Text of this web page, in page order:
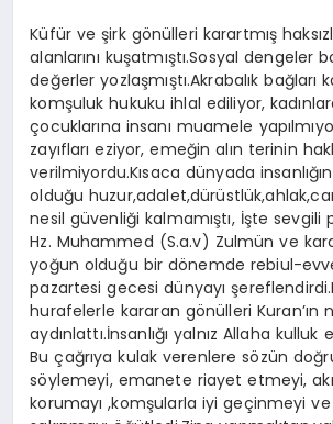
Küfür ve şirk gönülleri karartmış
alanlarını kuşatmıştı.Sosyal dengeler
değerler yozlaşmıştı.Akrabalık bağları
komşuluk hukuku ihlal ediliyor,
çocuklarına insanı muamele
zayıfları eziyor, emeğin alın terinin
verilmiyordu.Kısaca dünyada
olduğu
nesil güvenliği kalmamıştı, İşte sevgili
Hz. Muhammed (S.a.v) Zulmün ve
yoğun olduğu bir dönemde rebiul-
pazartesi gecesi dünyayı
hurafelerle kararan gönülleri Kuran’ın
aydınlattı.İnsanlığı yalnız Allaha kulluk
Bu çağrıya kulak verenlere sözün
söylemeyi, emanete riayet etmeyi,
korumayı ,komşularla iyi geçinmeyi